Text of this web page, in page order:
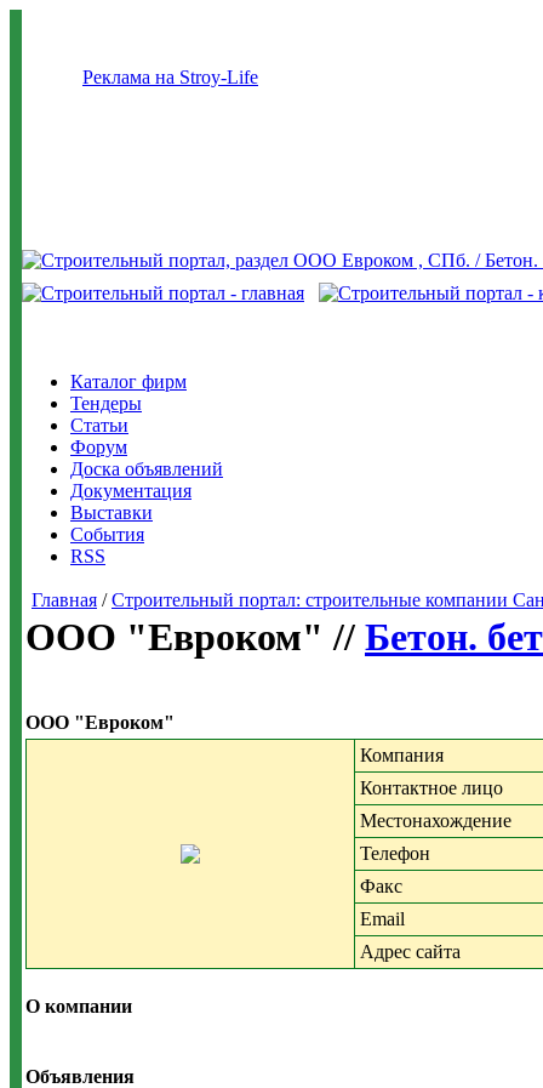
Реклама на Stroy-Life
Каталог фирм
Тендеры
Статьи
Форум
Доска объявлений
Документация
Выставки
События
RSS
Главная /Строительный портал: строительные компании
ООО "Евроком" // Бетон.
ООО "Евроком"
Компания
Контактное лицо
Местонахождение
Телефон
Факс
Email
Адрес сайта
О компании
Объявления